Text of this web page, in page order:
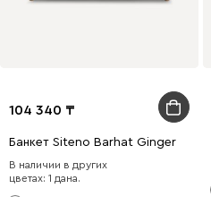
104 340
Банкет Siteno Barhat Ginger
В наличии в других
цветах: 1 дана.